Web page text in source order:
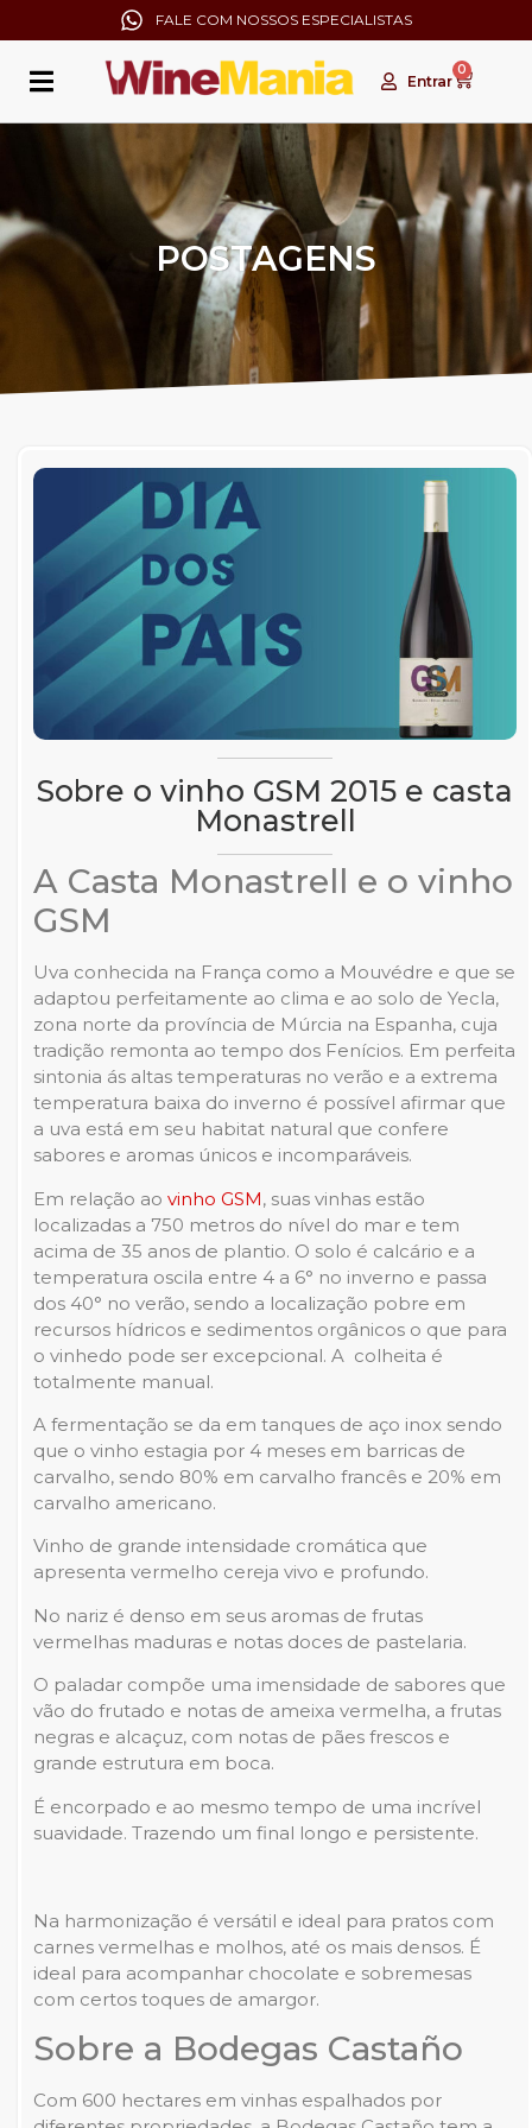
FALE COM NOSSOS ESPECIALISTAS
Entrar
0
POSTAGENS
Sobre o vinho GSM 2015 e casta
Monastrell
A Casta Monastrell e o vinho
GSM
Uva conhecida na França como a Mouvédre e que se
adaptou perfeitamente ao clima e ao solo de Yecla,
zona norte da província de Múrcia na Espanha, cuja
tradição remonta ao tempo dos Fenícios. Em perfeita
sintonia ás altas temperaturas no verão e a extrema
temperatura baixa do inverno é possível afirmar que
a uva está em seu habitat natural que confere
sabores e aromas únicos e incomparáveis.
Em relação ao vinho GSM, suas vinhas estão
localizadas a 750 metros do nível do mar e tem
acima de 35 anos de plantio. O solo é calcário e a
temperatura oscila entre 4 a 6° no inverno e passa
dos 40° no verão, sendo a localização pobre em
recursos hídricos e sedimentos orgânicos o que para
o vinhedo pode ser excepcional. A colheita é
totalmente manual.
A fermentação se da em tanques de aço inox sendo
que o vinho estagia por 4 meses em barricas de
carvalho, sendo 80% em carvalho francês e 20% em
carvalho americano.
Vinho de grande intensidade cromática que
apresenta vermelho cereja vivo e profundo.
No nariz é denso em seus aromas de frutas
vermelhas maduras e notas doces de pastelaria.
O paladar compõe uma imensidade de sabores que
vão do frutado e notas de ameixa vermelha, a frutas
negras e alcaçuz, com notas de pães frescos e
grande estrutura em boca.
É encorpado e ao mesmo tempo de uma incrível
suavidade. Trazendo um final longo e persistente.
Na harmonização é versátil e ideal para pratos com
carnes vermelhas e molhos, até os mais densos. É
ideal para acompanhar chocolate e sobremesas
com certos toques de amargor.
Sobre a Bodegas Castaño
Com 600 hectares em vinhas espalhados por